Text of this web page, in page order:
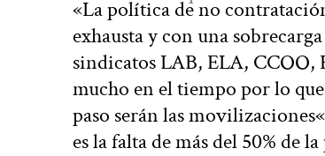
«La política de no
exhausta y con una
sindicatos LAB, ELA, CCOO,
mucho en el tiempo por lo
paso serán las
es la falta de más del 50% de